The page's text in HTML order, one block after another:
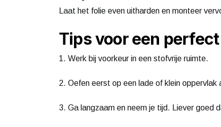
Laat het folie even uitharden en monteer
Tips voor een
1. Werk bij voorkeur in een stofvrije ruimte.
2. Oefen eerst op een lade of klein
3. Ga langzaam en neem je tijd. Liever goed